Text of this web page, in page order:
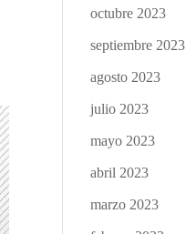
octubre 2023
septiembre 2023
agosto 2023
julio 2023
mayo 2023
abril 2023
marzo 2023